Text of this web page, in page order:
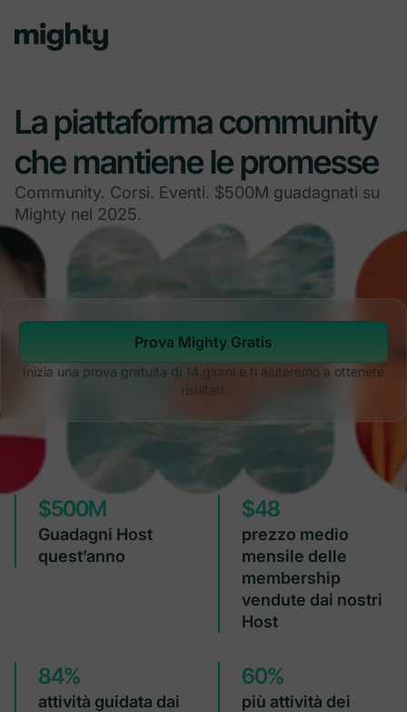
La piattaforma community
che mantiene le promesse
Community. Corsi. Eventi. $500M guadagnati su
Mighty nel 2025.
Prova Mighty Gratis
Inizia una prova gratuita di 14 giorni e ti aiuteremo a ottenere
risultati.
$500M
Guadagni Host
quest’anno
$48
prezzo medio
mensile delle
membership
vendute dai nostri
Host
84%
attività guidata dai
60%
più attività dei